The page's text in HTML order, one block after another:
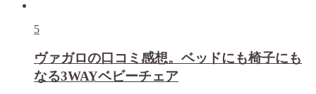
5
ヴァガロの口コミ感想。ベッドにも椅子にも
なる3WAYベビーチェア